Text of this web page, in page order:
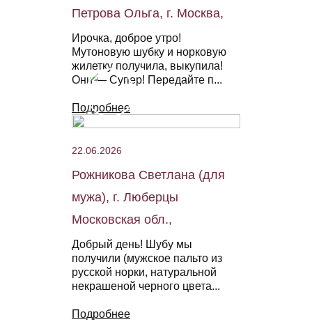
Петрова Ольга, г. Москва,
Ирочка, доброе утро!
Мутоновую шубку и норковую
жилетку получила, выкупила!
Они — Супер! Передайте п...
Подробнее
22.06.2026
Рожникова Светлана (для
мужа), г. Люберцы
Московская обл.,
Добрый день! Шубу мы
получили (мужское пальто из
русской норки, натуральной
некрашеной черного цвета...
Подробнее